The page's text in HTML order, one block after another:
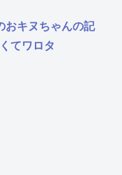
おキヌちゃんの記
てワロタ